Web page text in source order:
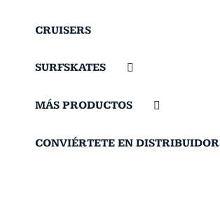
CRUISERS
SURFSKATES
MÁS PRODUCTOS
CONVIÉRTETE EN DISTRIBUIDOR